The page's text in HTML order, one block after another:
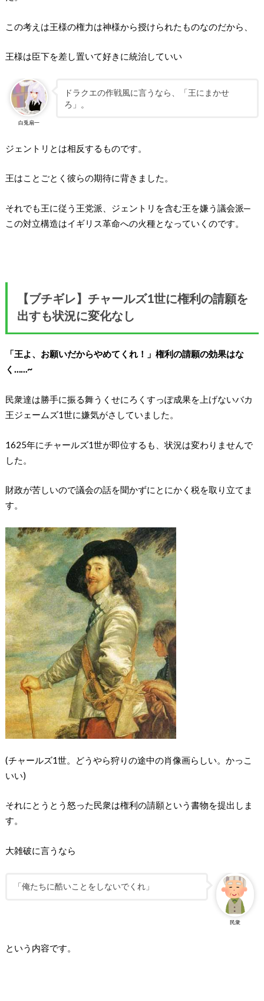
この考えは王様の権力は神様から授けられたものなのだから、
王様は臣下を差し置いて好きに統治していい
白兎扇一
ドラクエの作戦風に言うなら、「王にまかせ
ろ」。
ジェントリとは相反するものです。
王はことごとく彼らの期待に背きました。
それでも王に従う王党派、ジェントリを含む王を嫌う議会派─
この対立構造はイギリス革命への火種となっていくのです。
【ブチギレ】チャールズ1世に権利の請願を
出すも状況に変化なし
「王よ、お願いだからやめてくれ！」権利の請願の効果はな
く……~
民衆達は勝手に振る舞うくせにろくすっぽ成果を上げないバカ
王ジェームズ1世に嫌気がさしていました。
1625年にチャールズ1世が即位するも、状況は変わりませんで
した。
財政が苦しいので議会の話を聞かずにとにかく税を取り立てま
す。
(チャールズ1世。どうやら狩りの途中の肖像画らしい。かっこ
いい)
それにとうとう怒った民衆は権利の請願という書物を提出しま
す。
大雑破に言うなら
民衆
「俺たちに酷いことをしないでくれ」
という内容です。